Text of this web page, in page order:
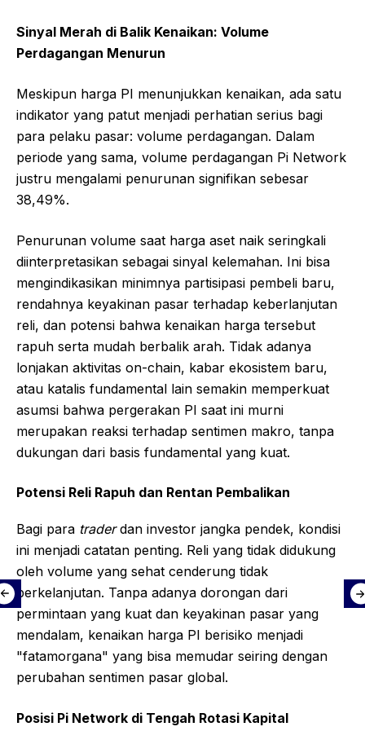
Sinyal Merah di Balik Kenaikan: Volume
Perdagangan Menurun
Meskipun harga PI menunjukkan kenaikan, ada satu
indikator yang patut menjadi perhatian serius bagi
para pelaku pasar: volume perdagangan. Dalam
periode yang sama, volume perdagangan Pi Network
justru mengalami penurunan signifikan sebesar
38,49%.
Penurunan volume saat harga aset naik seringkali
diinterpretasikan sebagai sinyal kelemahan. Ini bisa
mengindikasikan minimnya partisipasi pembeli baru,
rendahnya keyakinan pasar terhadap keberlanjutan
reli, dan potensi bahwa kenaikan harga tersebut
rapuh serta mudah berbalik arah. Tidak adanya
lonjakan aktivitas on-chain, kabar ekosistem baru,
atau katalis fundamental lain semakin memperkuat
asumsi bahwa pergerakan PI saat ini murni
merupakan reaksi terhadap sentimen makro, tanpa
dukungan dari basis fundamental yang kuat.
Potensi Reli Rapuh dan Rentan Pembalikan
Bagi para traderdan investor jangka pendek, kondisi
ini menjadi catatan penting. Reli yang tidak didukung
oleh volume yang sehat cenderung tidak
berkelanjutan. Tanpa adanya dorongan dari
permintaan yang kuat dan keyakinan pasar yang
mendalam, kenaikan harga PI berisiko menjadi
"fatamorgana" yang bisa memudar seiring dengan
perubahan sentimen pasar global.
Posisi Pi Network di Tengah Rotasi Kapital